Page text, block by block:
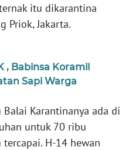
itu dikarantina
Priok, Jakarta.
, Babinsa Koramil
Sapi Warga
Karantinanya ada di
untuk 70 ribu
H-14 hewan